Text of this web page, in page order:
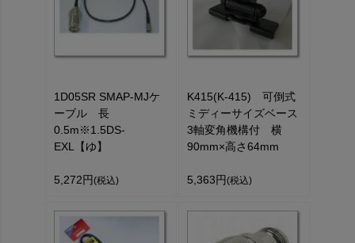
1D05SR SMAP-MJケ
ーブル 長
0.5m※1.5DS-
EXL【ゆ】
5,272円 (税込)
K415(K-415) 可倒式
ミディーサイズベース
3軸変角機構付 横
90mm×高さ64mm
5,363円 (税込)